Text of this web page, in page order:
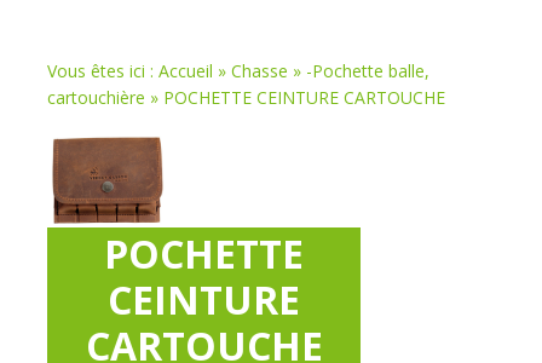
Vous êtes ici : Accueil » Chasse » -Pochette balle,
cartouchière » POCHETTE CEINTURE CARTOUCHE
POCHETTE
CEINTURE
CARTOUCHE